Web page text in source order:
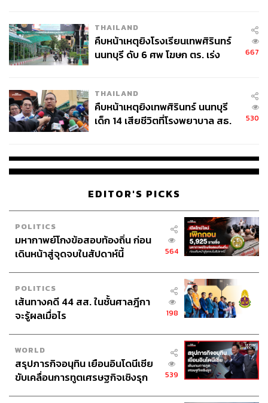
268
ABOUT THE AUTHOR
THE STANDARD TEAM
THAILAND
คืบหน้าเหตุยิงโรงเรียนเทพศิรินทร์
นนทบุรี ดับ 6 ศพ โฆษก ตร. เร่ง
667
THAILAND
คืบหน้าเหตุยิงเทพศิรินทร์ นนทบุรี
เด็ก 14 เสียชีวิตที่โรงพยาบาล สธ.
530
EDITOR'S PICKS
POLITICS
มหากาพย์โกงข้อสอบท้องถิ่น ก่อน
เดินหน้าสู่จุดจบในสัปดาห์นี้
564
POLITICS
เส้นทางคดี 44 สส. ในชั้นศาลฎีกา
จะรู้ผลเมื่อไร
198
WORLD
สรุปภารกิจอนุทิน เยือนอินโดนีเซีย
ขับเคลื่อนการทูตเศรษฐกิจเชิงรุก
539